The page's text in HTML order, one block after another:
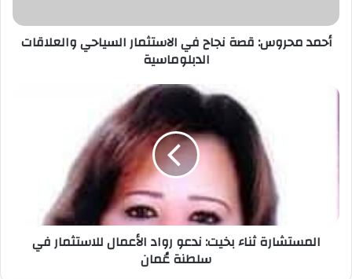
ر
أحمد محروس: قصة نجاح في الاستثمار السياحي والعلاقات
الدبلوماسية
المستشارة ثناء بخيت: ندعو رواد الأعمال للاستثمار في
سلطنة عُمان